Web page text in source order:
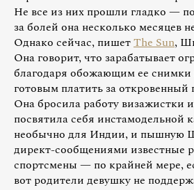
Не все из них прошли гладко —
за болей она несколько месяцев
Однако сейчас, пишетThe Sun,
Она говорит, что зарабатывает
благодаря обожающим ее
готовым платить за откровенный
Она бросила работу визажистки
посвятила себя инстамодельной
необычно для Индии, и пышную
директ-сообщениями известные
спортсмены — по крайней мере,
вот родители девушку не